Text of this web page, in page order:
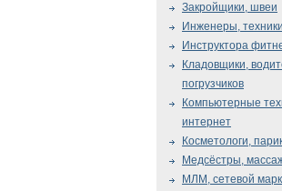
Закройщики, швеи
Инженеры, техники
Инструктора
Кладовщики,
погрузчиков
Компьютерные
интернет
Косметологи,
Медсёстры,
МЛМ, сетевой